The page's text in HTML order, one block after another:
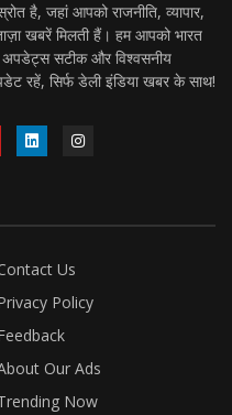
है, जहां आपको राजनीति, व्यापार,
खबरें मिलती हैं। हम आपको भारत
अपडेट्स सटीक और विश्वसनीय
रहें, सिर्फ डेली इंडिया खबर के साथ!
Us
Policy
Our Ads
Now